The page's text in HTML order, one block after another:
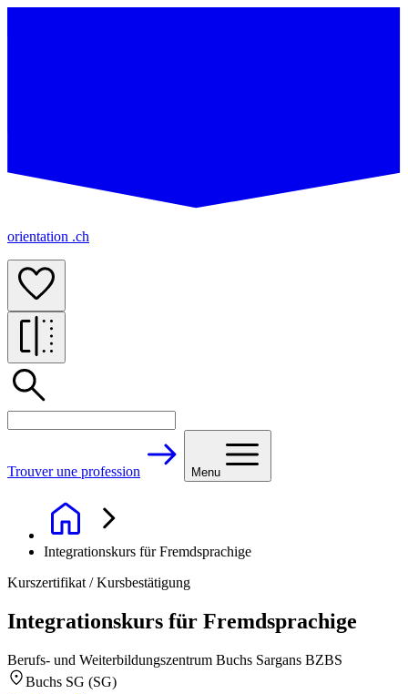
orientation .ch
Trouver une profession Menu
Integrationskurs für Fremdsprachige
Kurszertifikat / Kursbestätigung
Integrationskurs für Fremdsprachige
Berufs- und Weiterbildungszentrum Buchs Sargans BZBS
Buchs SG (SG)